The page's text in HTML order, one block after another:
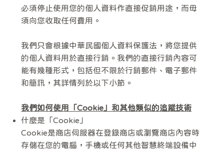
必須停止使用您的個人資料作直接促銷用途，而毋
須向您收取任何費用。
我們只會根據中華民國個人資料保護法，將您提供
的個人資料用於直接行銷。我們的直接行銷內容可
能有幾種形式，包括但不限於行銷郵件、電子郵件
和簡訊，其詳情列於以下小節。
我們如何使用「Cookie」和其他類似的追蹤技術
什麼是「Cookie」
Cookie是商店伺服器在登錄商店或瀏覽商店內容時
存儲在您的電腦，手機或任何其他智慧終端設備中